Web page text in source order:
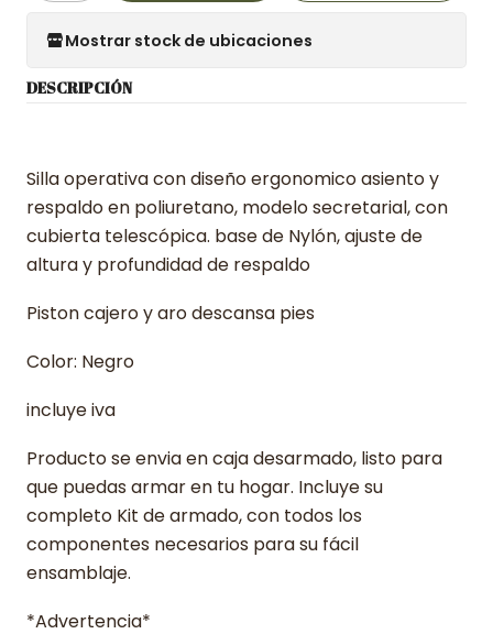
Mostrar stock de ubicaciones
DESCRIPCIÓN
Silla operativa con diseño ergonomico asiento y
respaldo en poliuretano, modelo secretarial, con
cubierta telescópica. base de Nylón, ajuste de
altura y profundidad de respaldo
Piston cajero y aro descansa pies
Color: Negro
incluye iva
Producto se envia en caja desarmado, listo para
que puedas armar en tu hogar. Incluye su
completo Kit de armado, con todos los
componentes necesarios para su fácil
ensamblaje.
*Advertencia*